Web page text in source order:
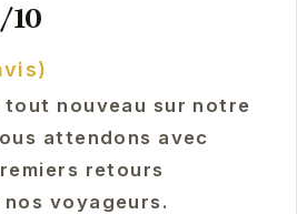
10
tout nouveau sur notre
attendons avec
retours
voyageurs.